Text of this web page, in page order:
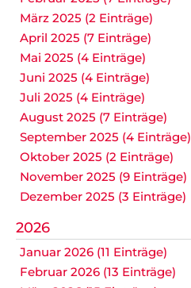
März 2025 (2 Einträge)
April 2025 (7 Einträge)
Mai 2025 (4 Einträge)
Juni 2025 (4 Einträge)
Juli 2025 (4 Einträge)
August 2025 (7 Einträge)
September 2025 (4 Einträge)
Oktober 2025 (2 Einträge)
November 2025 (9 Einträge)
Dezember 2025 (3 Einträge)
2026
Januar 2026 (11 Einträge)
Februar 2026 (13 Einträge)